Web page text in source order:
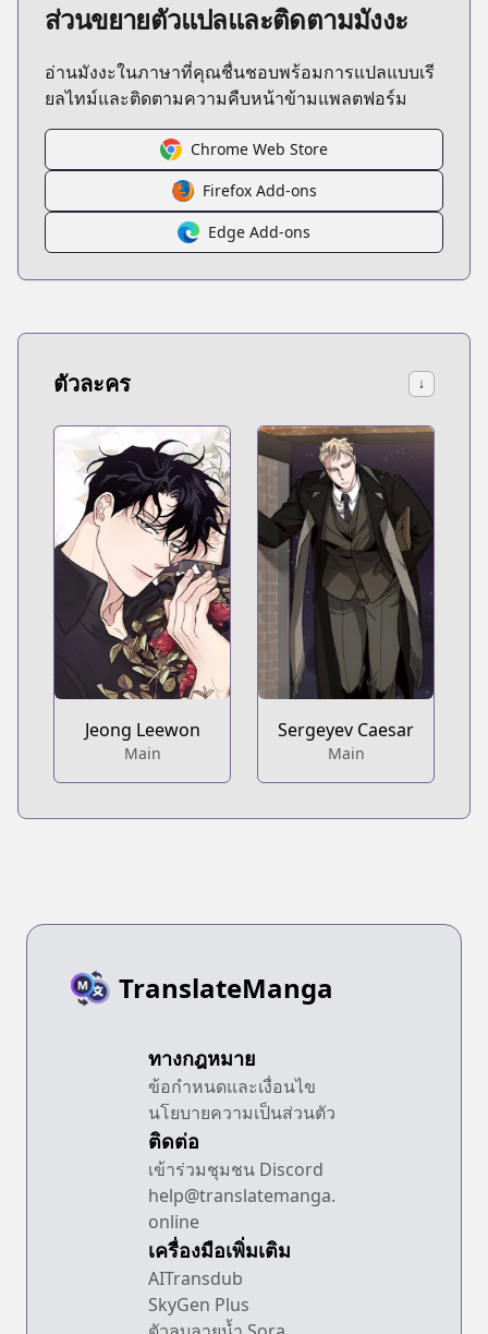
ส่วนขยายตัวแปลและติดตามมังงะ
อ่านมังงะในภาษาที่คุณชื่นชอบพร้อมการแปลแบบเรี
ยลไทม์และติดตามความคืบหน้าข้ามแพลตฟอร์ม
Chrome Web Store
Firefox Add-ons
Edge Add-ons
ตัวละคร ↓
Jeong Leewon
Main
Sergeyev Caesar
Main
TranslateManga
ทางกฎหมาย
ข้อกำหนดและเงื่อนไข
นโยบายความเป็นส่วนตัว
ติดต่อ
เข้าร่วมชุมชน Discord
help@translatemanga.
online
เครื่องมือเพิ่มเติม
AITransdub
SkyGen Plus